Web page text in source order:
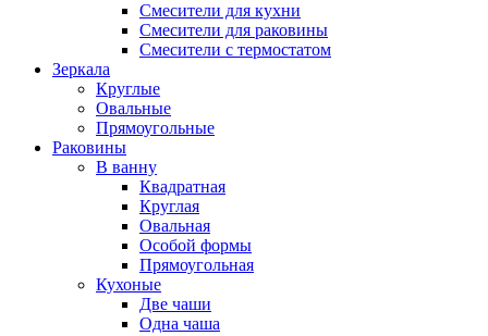
Смесители для кухни
Смесители для раковины
Смесители с термостатом
Зеркала
Круглые
Овальные
Прямоугольные
Раковины
В ванну
Квадратная
Круглая
Овальная
Особой формы
Прямоугольная
Кухоные
Две чаши
Одна чаша